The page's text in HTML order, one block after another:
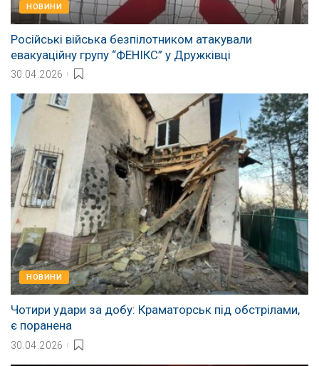
НОВИНИ
Російські війська безпілотником атакували
евакуаційну групу “ФЕНІКС” у Дружківці
30.04.2026
НОВИНИ
Чотири удари за добу: Краматорськ під обстрілами,
є поранена
30.04.2026